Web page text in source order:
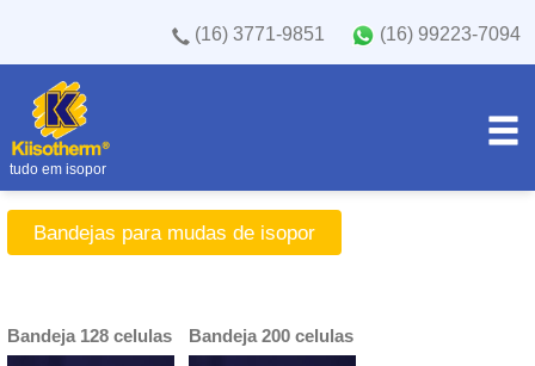
(16) 3771-9851 (16) 99223-7094
tudo em isopor
Bandejas para mudas de isopor
Bandeja 128 celulas Bandeja 200 celulas